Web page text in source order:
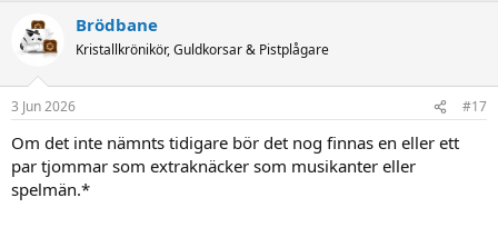
t
s
Brödbane
Kristallkrönikör, Guldkorsar & Pistplågare
3 Jun 2026 #17
Om det inte nämnts tidigare bör det nog finnas en eller ett
par tjommar som extraknäcker som musikanter eller
spelmän.*